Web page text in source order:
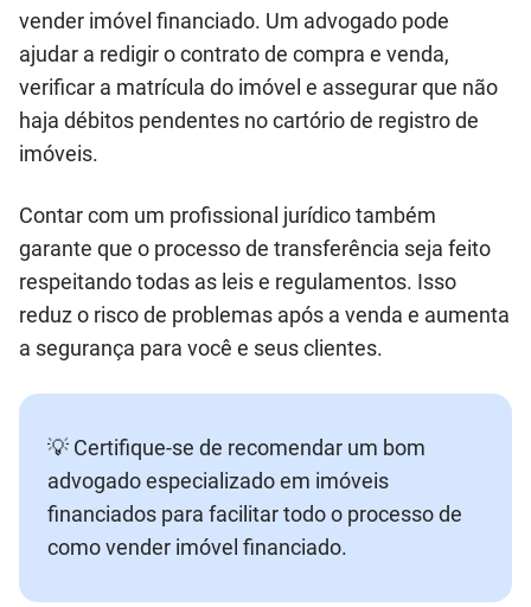
vender imóvel financiado. Um advogado pode
ajudar a redigir o contrato de compra e venda,
verificar a matrícula do imóvel e assegurar que não
haja débitos pendentes no cartório de registro de
imóveis.
Contar com um profissional jurídico também
garante que o processo de transferência seja feito
respeitando todas as leis e regulamentos. Isso
reduz o risco de problemas após a venda e aumenta
a segurança para você e seus clientes.
💡 Certifique-se de recomendar um bom
advogado especializado em imóveis
financiados para facilitar todo o processo de
como vender imóvel financiado.